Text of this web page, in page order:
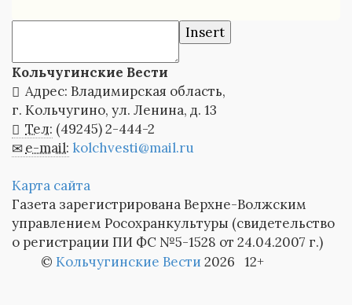
Insert
Кольчугинские Вести
Адрес: Владимирская область,
г. Кольчугино, ул. Ленина, д. 13
Тел: (49245) 2-444-2
e-mail: kolchvesti@mail.ru
Карта сайта
Газета зарегистрирована Верхне-Волжским
управлением Росохранкультуры (свидетельство
о регистрации ПИ ФС №5-1528 от 24.04.2007 г.)
©Кольчугинские Вести 2026 12+